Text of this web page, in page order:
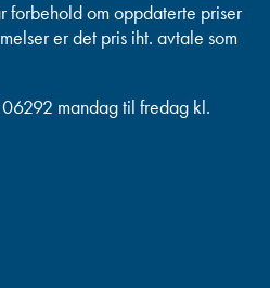
forbehold om oppdaterte priser
er det pris iht. avtale som
mandag til fredag kl.